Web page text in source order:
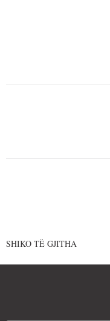
SHIKO TË GJITHA